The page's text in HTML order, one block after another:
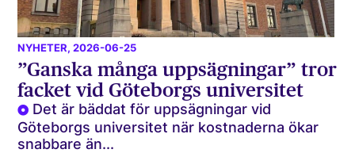
NYHETER, 2026-06-25
”Ganska många uppsägningar” tror
facket vid Göteborgs universitet
Det är bäddat för uppsägningar vid
Göteborgs universitet när kostnaderna ökar
snabbare än...